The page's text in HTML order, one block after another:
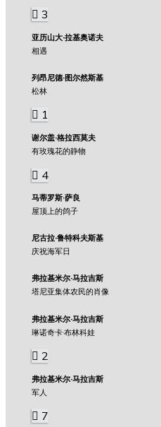
3
亚历山大·拉基奥诺夫
相遇
列昂尼德·图尔然斯基
松林
1
谢尔盖·格拉西莫夫
有玫瑰花的静物
4
马蒂罗斯·萨良
屋顶上的鸽子
尼古拉·鲁特科夫斯基
庆祝海军日
弗拉基米尔·马拉吉斯
塔尼亚集体农民的肖像
弗拉基米尔·马拉吉斯
琳诺奇卡·布林科娃
2
弗拉基米尔·马拉吉斯
军人
7